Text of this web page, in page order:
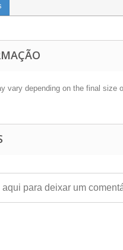
vary depending on the final size
para deixar um